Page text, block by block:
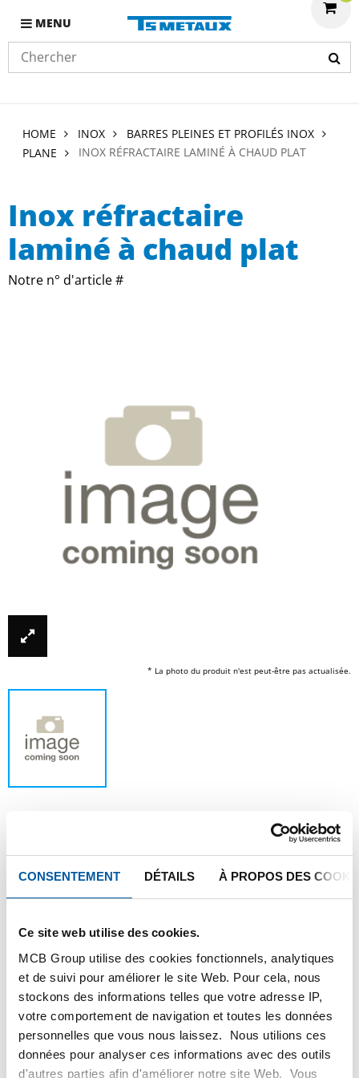
CONSENTEMENT DÉTAILS À PROPOS DES
Ce site web utilise des cookies.
MCB Group utilise des cookies fonctionnels, analytiques
et de suivi pour améliorer le site Web. Pour cela, nous
stockons des informations telles que votre adresse IP,
votre comportement de navigation et toutes les données
personnelles que vous nous laissez. Nous utilions ces
données pour analyser ces informations avec des outils
d'autres parties afin d'améliorer notre site Web. Vous
MENU
HOME INOX
BARRES PLEINES ET PROFILÉS INOX
PLANE
INOX RÉFRACTAIRE LAMINÉ À CHAUD PLAT
Inox réfractaire
laminé à chaud plat
Notre n° d'article #
* La photo du produit n'est peut-être pas actualisée.
Ce produit ne peut être commandé en ligne,
pour plus d'information, veuillez contacter
notre service client.
Commandez avec vos propres numéros d’articles
Calculez avec les prix actuels de TS Métaux